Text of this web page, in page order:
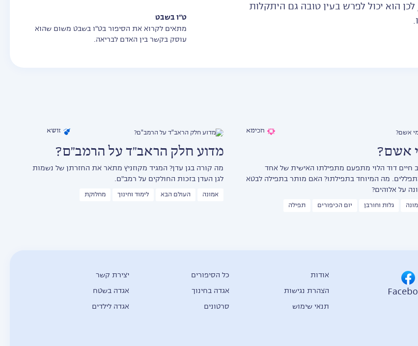
הוא יכול לפרש בעין טובה גם היתקלות
ט״ו בשבט
מתאים לקרוא את הסיפור בט"ו בשבט משום שהוא
עוסק בקשר בין האדם לבריאה.
חכימא
אשם?
חיים דוד הלוי מתפעם מתפילתו האישית של אחד
מה המיוחד בתפילתו? האם מותר בתפילה לבטא
על אלוהים?
גלות וחורבן יום הכיפורים תפילה
זושא
מדוע חלק הראב"ד על הרמב"ם?
מה קורה בגן עדן? המגיד מקוזניץ מתאר את החזרתן של נשמות
לגן העדן בזכות החולקים על רמב"ם.
אמונה העולם הבא לימוד וחינוך מחלוקת
אודות כל הסיפורים
יצירת קשר
הצהרת נגישות
אגדה בחינוך
אגדה בשטח
תנאי שימוש
סרטונים אגדה לילדים